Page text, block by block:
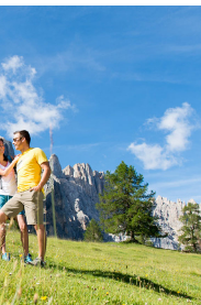
le orme della
“Poirot e i quattro”
.
di famiglia
naturale: le